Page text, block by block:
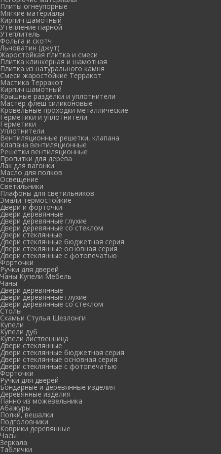
Плиты огнеупорные
Мягкие материалы
Кирпич шамотный
Утепление парной
Утеплитель
Фольга и скотч
Льноватин (джут)
Жаростойкая плитка и смеси
Плитка клинкерная и шамотная
Плитка из натурального камня
Смеси жаростойкие Терракот
Мастика Терракот
Кирпич шамотный
Крышные разделки и уплотнители
Мастер флеш силиконовые
Кровельные проходки металлические
Герметики и уплотнители
Герметики
Уплотнители
Вентиляционные решетки, клапана
Клапана вентиляционные
Решетки вентиляционные
Пропитки для дерева
Лак для вагонки
Масло для полков
Освещение
Светильники
Плафоны для светильников
Эмали термостойкие
Двери и форточки
Двери деревянные
Двери деревянные глухие
Двери деревянные со стеклом
Двери стеклянные
Двери стеклянные бюджетная серия
Двери стеклянные основная серия
Двери стеклянные с фотопечатью
Форточки
Ручки для дверей
Чаны Купели Мебель
Чаны
Двери деревянные
Двери деревянные глухие
Двери деревянные со стеклом
Столы
Скамьи Стулья Шезлонги
Купели
Купели дуб
Купели лиственница
Двери стеклянные
Двери стеклянные бюджетная серия
Двери стеклянные основная серия
Двери стеклянные с фотопечатью
Форточки
Ручки для дверей
Бондарные и деревянные изделия
Деревянные изделия
Панно из можевельника
Абажуры
Полки, вешалки
Подголовники
Коврики деревянные
Часы
Зеркала
Таблички